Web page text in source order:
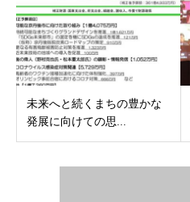
未来へと続くまちの豊かな
発展に向けての思...